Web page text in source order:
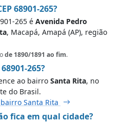
68901-265?
265 é Avenida Pedro
, Macapá, Amapá (AP), região
de 1890/1891 ao fim.
265?
ao bairro Santa Rita, no
do Brasil.
Santa Rita
fica em qual cidade?